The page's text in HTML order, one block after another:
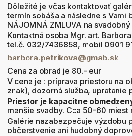
Dôležité je včas kontaktovať
termín sobáša a následne s Vami
NÁJOMNÁ ZMLUVA na
Kontaktná osoba Mgr. art.
tel.č. 032/7436858, mobil 0901
barbora.petrikova@gmab.sk
Cena za obrad je 80.- eur
V cene je : príprava priestoru na
znak), dozorná služba, upratanie
Priestor je kapacitne
menšie svadby. Cca 50-60 miest
Galérie nazabezpečuje výzdobu
občerstvenie ani hudobný